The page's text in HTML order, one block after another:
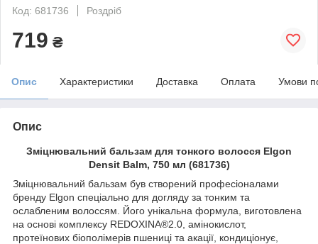
Код: 681736
Роздріб
719 ₴
Опис Характеристики Доставка Оплата Умови
Опис
Зміцнювальний бальзам для тонкого волосся Elgon
Densit Balm, 750 мл (681736)
Зміцнювальний бальзам був створений професіоналами
бренду Elgon спеціально для догляду за тонким та
ослабленим волоссям. Його унікальна формула, виготовлена
на основі комплексу REDOXINA®2.0, амінокислот,
протеїнових біополімерів пшениці та акації, кондиціонує,